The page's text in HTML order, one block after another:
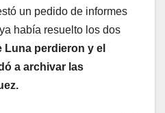
un pedido de informes
había resuelto los dos
Luna perdieron y el
a archivar las